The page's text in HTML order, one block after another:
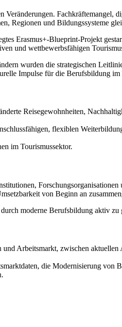
Fachkräftemangel,
Regionen und Bildungssysteme
Erasmus+-Blueprint-Projekt
und wettbewerbsfähigen
wurden die strategischen
Impulse für die Berufsbildung im
Reisegewohnheiten,
flexiblen
im Tourismussektor.
von Beginn an
moderne Berufsbildung aktiv zu
Arbeitsmarkt, zwischen
die Modernisierung von